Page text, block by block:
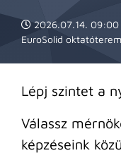
2026.07.14. 09:00
EuroSolid oktatóterem
Lépj szintet a
Válassz
képzéseink